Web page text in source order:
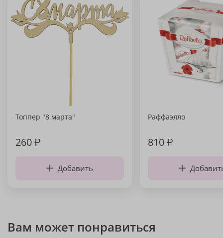
Топпер "8 марта"
260₽
Добавить
Раффаэлло
810₽
Вам может понравиться